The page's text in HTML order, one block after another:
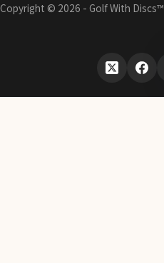
Copyright © 2026 - Golf With Discs™